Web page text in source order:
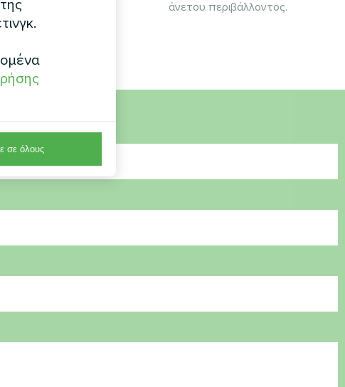
άνετου περιβάλλοντος.
σε όλους